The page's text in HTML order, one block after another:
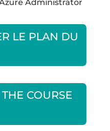
Administrator
LE PLAN DU
COURSE